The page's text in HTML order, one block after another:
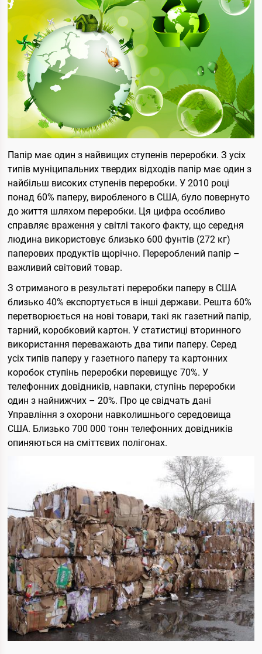
Папір має один з найвищих ступенів переробки. З усіх
типів муніципальних твердих відходів папір має один з
найбільш високих ступенів переробки. У 2010 році
понад 60% паперу, виробленого в США, було повернуто
до життя шляхом переробки. Ця цифра особливо
справляє враження у світлі такого факту, що середня
людина використовує близько 600 фунтів (272 кг)
паперових продуктів щорічно. Перероблений папір –
важливий світовий товар.
З отриманого в результаті переробки паперу в США
близько 40% експортується в інші держави. Решта 60%
перетворюється на нові товари, такі як газетний папір,
тарний, коробковий картон. У статистиці вторинного
використання переважають два типи паперу. Серед
усіх типів паперу у газетного паперу та картонних
коробок ступінь переробки перевищує 70%. У
телефонних довідників, навпаки, ступінь переробки
один з найнижчих – 20%. Про це свідчать дані
Управління з охорони навколишнього середовища
США. Близько 700 000 тонн телефонних довідників
опиняються на сміттєвих полігонах.